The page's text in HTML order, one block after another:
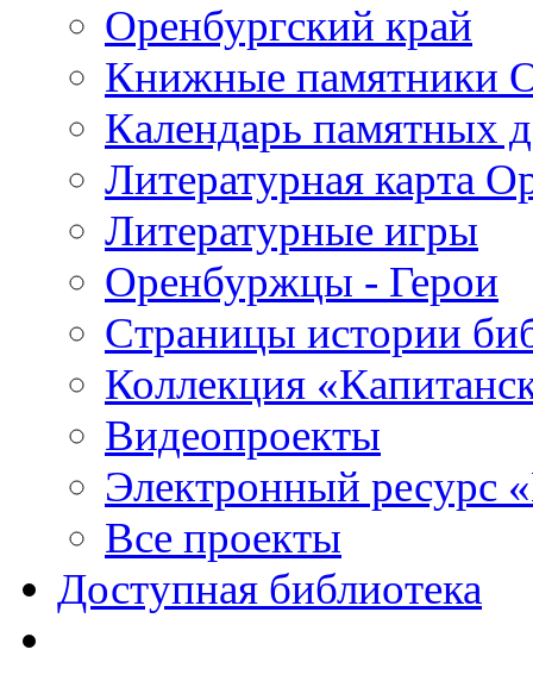
Оренбургский край
Книжные памятники
Календарь памятных
Литературная карта
Литературные игры
Оренбуржцы - Герои
Страницы истории
Коллекция
Видеопроекты
Электронный ресурс
Все проекты
Доступная библиотека